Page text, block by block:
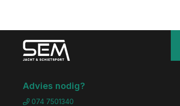
Advies nodig?
074 7501340